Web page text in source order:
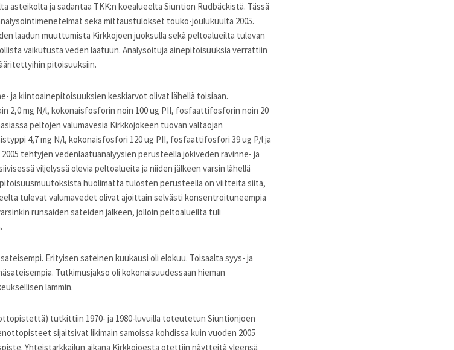
ja sadantaa TKK:n koealueelta Siuntion Rudbäckistä. Tässä
sekä mittaustulokset touko-joulukuulta 2005.
laadun muuttumista Kirkkojoen juoksulla sekä peltoalueilta tulevan
vaikutusta veden laatuun. Analysoituja ainepitoisuuksia verrattiin
pitoisuuksiin.
ja kiintoainepitoisuuksien keskiarvot olivat lähellä toisiaan.
2,0 mg N/l, kokonaisfosforin noin 100 ug PII, fosfaattifosforin noin 20
peltojen valumavesiä Kirkkojokeen tuovan valtaojan
4,7 mg N/l, kokonaisfosfori 120 ug PII, fosfaattifosfori 39 ug P/l ja
tehtyjen vedenlaatuanalyysien perusteella jokiveden ravinne- ja
viljelyssä olevia peltoalueita ja niiden jälkeen varsin lähellä
huolimatta tulosten perusteella on viitteitä siitä,
tulevat valumavedet olivat ajoittain selvästi konsentroituneempia
runsaiden sateiden jälkeen, jolloin peltoalueilta tuli
Erityisen sateinen kuukausi oli elokuu. Toisaalta syys- ja
Tutkimusjakso oli kokonaisuudessaan hieman
lämmin.
tutkittiin 1970- ja 1980-luvuilla toteutetun Siuntionjoen
sijaitsivat likimain samoissa kohdissa kuin vuoden 2005
Yhteistarkkailun aikana Kirkkojoesta otettiin näytteitä yleensä